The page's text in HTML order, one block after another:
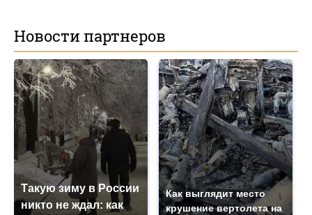
Новости партнеров
Такую зиму в России
никто не ждал: как
Как выглядит место
крушение вертолета на